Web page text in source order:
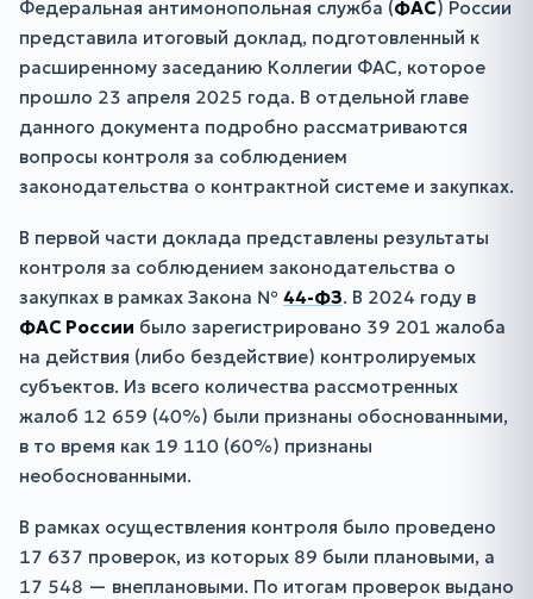
Федеральная антимонопольная служба (ФАС) России
представила итоговый доклад, подготовленный к
расширенному заседанию Коллегии ФАС, которое
прошло 23 апреля 2025 года. В отдельной главе
данного документа подробно рассматриваются
вопросы контроля за соблюдением
законодательства о контрактной системе и закупках.
В первой части доклада представлены результаты
контроля за соблюдением законодательства о
закупках в рамках Закона № 44-ФЗ. В 2024 году в
ФАС России было зарегистрировано 39 201 жалоба
на действия (либо бездействие) контролируемых
субъектов. Из всего количества рассмотренных
жалоб 12 659 (40%) были признаны обоснованными,
в то время как 19 110 (60%) признаны
необоснованными.
В рамках осуществления контроля было проведено
17 637 проверок, из которых 89 были плановыми, а
17 548 — внеплановыми. По итогам проверок выдано